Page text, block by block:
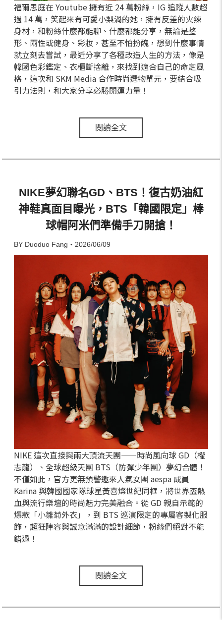
福爾思庭在 Youtube 擁有近 24 萬粉絲，IG 追蹤人數超
過 14 萬，笑起來有可愛小梨渦的她，擁有反差的火辣
身材，和粉絲什麼都能聊、什麼都能分享，無論是整
形、兩性或健身、彩妝，甚至不怕扮醜，想到什麼事情
就立刻去嘗試，最近分享了各種改造人生的方法，像是
韓國色彩鑑定、衣櫃斷捨離，來找到適合自己的命定風
格，這次和 SKM Media 合作時尚選物單元，要結合吸
引力法則，和大家分享必勝開運力量！
閱讀全文
NIKE夢幻聯名GD、BTS！復古奶油紅
神鞋真面目曝光，BTS「韓國限定」棒
球帽阿米們準備手刀開搶！
BY Duoduo Fang・2026/06/09
NIKE 這次直接與兩大頂流天團——時尚風向球 GD（權
志龍）、全球超級天團 BTS（防彈少年團）夢幻合體！
不僅如此，官方更無預警邀來人氣女團 aespa 成員
Karina 與韓國國家隊球星黃喜燦世紀同框，將世界盃熱
血與流行樂壇的時尚魅力完美融合。從 GD 親自示範的
爆款「小雛菊外衣」，到 BTS 巡演限定的專屬客製化服
飾，超狂陣容與誠意滿滿的設計細節，粉絲們絕對不能
錯過！
閱讀全文